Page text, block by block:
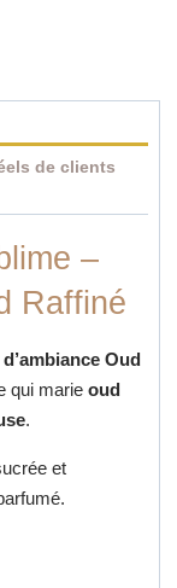
de clients
–
Raffiné
Oud
qui marie oud
.
et